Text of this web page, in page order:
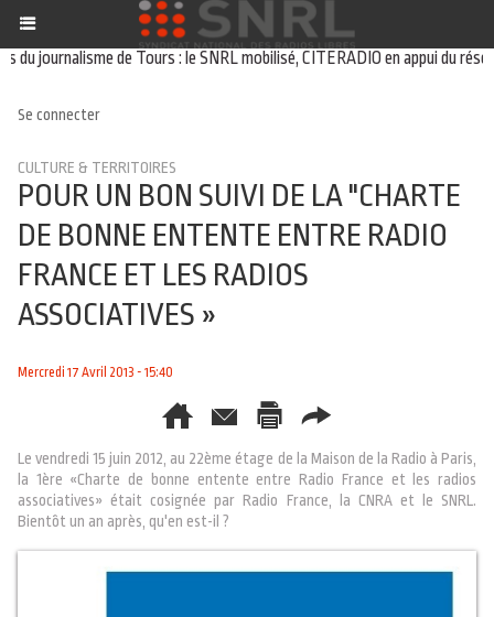
journalisme de Tours : le SNRL mobilisé, CITERADIO en appui du réseau
Se connecter
CULTURE & TERRITOIRES
POUR UN BON SUIVI DE LA "CHARTE
DE BONNE ENTENTE ENTRE RADIO
FRANCE ET LES RADIOS
ASSOCIATIVES »
Mercredi 17 Avril 2013 - 15:40
Le vendredi 15 juin 2012, au 22ème étage de la Maison de la Radio à Paris,
la 1ère «Charte de bonne entente entre Radio France et les radios
associatives» était cosignée par Radio France, la CNRA et le SNRL.
Bientôt un an après, qu'en est-il ?